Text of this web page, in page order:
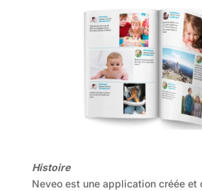
Histoire
Neveo est une application créée et